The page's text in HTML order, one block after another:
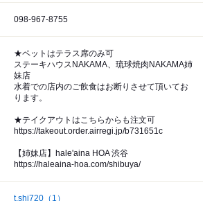
098-967-8755
★ペットはテラス席のみ可
ステーキハウスNAKAMA、琉球焼肉NAKAMA姉
妹店
水着での店内のご飲食はお断りさせて頂いてお
ります。
★テイクアウトはこちらからも注文可
https://takeout.order.airregi.jp/b731651c
【姉妹店】hale'aina HOA 渋谷
https://haleaina-hoa.com/shibuya/
t.shi720 （1）